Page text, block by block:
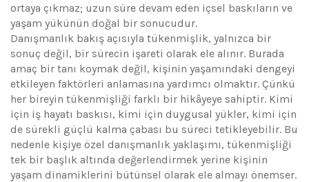
ortaya çıkmaz; uzun süre devam eden içsel baskıların ve
yaşam yükünün doğal bir sonucudur.
Danışmanlık bakış açısıyla tükenmişlik, yalnızca bir
sonuç değil, bir sürecin işareti olarak ele alınır. Burada
amaç bir tanı koymak değil, kişinin yaşamındaki dengeyi
etkileyen faktörleri anlamasına yardımcı olmaktır. Çünkü
her bireyin tükenmişliği farklı bir hikâyeye sahiptir. Kimi
için iş hayatı baskısı, kimi için duygusal yükler, kimi için
de sürekli güçlü kalma çabası bu süreci tetikleyebilir. Bu
nedenle kişiye özel danışmanlık yaklaşımı, tükenmişliği
tek bir başlık altında değerlendirmek yerine kişinin
yaşam dinamiklerini bütünsel olarak ele almayı önemser.